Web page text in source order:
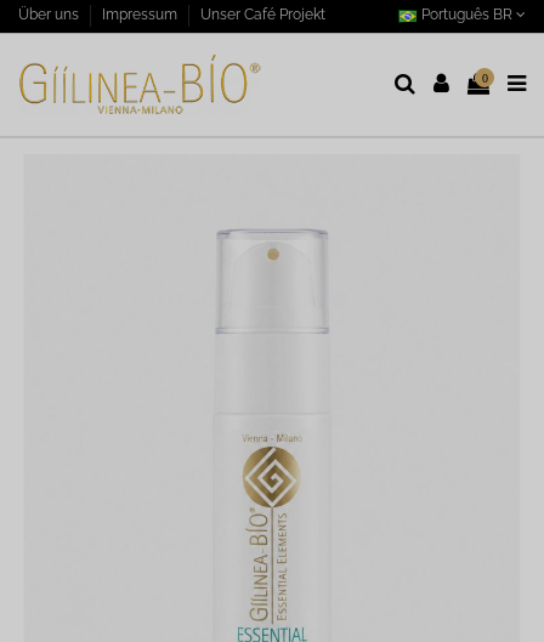
Über uns Impressum Unser Café Projekt Português BR
0